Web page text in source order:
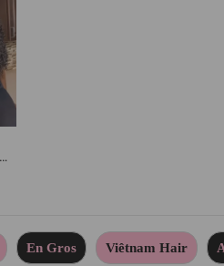
En Gros Viêtnam Hair